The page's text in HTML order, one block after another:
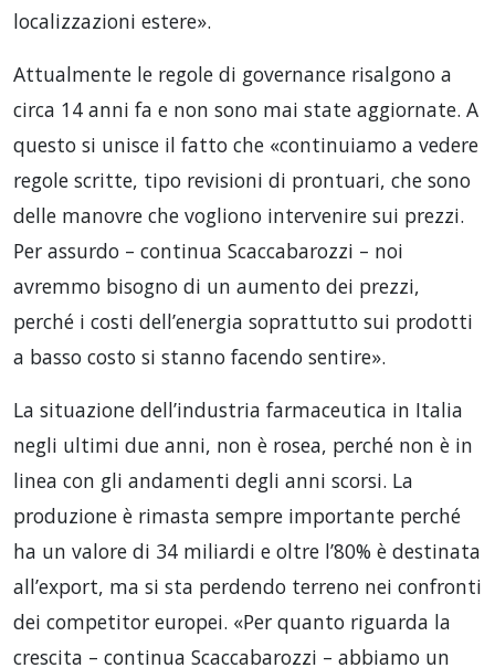
localizzazioni estere».
Attualmente le regole di governance risalgono a
circa 14 anni fa e non sono mai state aggiornate. A
questo si unisce il fatto che «continuiamo a vedere
regole scritte, tipo revisioni di prontuari, che sono
delle manovre che vogliono intervenire sui prezzi.
Per assurdo – continua Scaccabarozzi – noi
avremmo bisogno di un aumento dei prezzi,
perché i costi dell’energia soprattutto sui prodotti
a basso costo si stanno facendo sentire».
La situazione dell’industria farmaceutica in Italia
negli ultimi due anni, non è rosea, perché non è in
linea con gli andamenti degli anni scorsi. La
produzione è rimasta sempre importante perché
ha un valore di 34 miliardi e oltre l’80% è destinata
all’export, ma si sta perdendo terreno nei confronti
dei competitor europei. «Per quanto riguarda la
crescita – continua Scaccabarozzi – abbiamo un